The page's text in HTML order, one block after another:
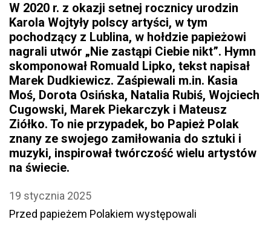
W 2020 r. z okazji setnej rocznicy urodzin
Karola Wojtyły polscy artyści, w tym
pochodzący z Lublina, w hołdzie papieżowi
nagrali utwór „Nie zastąpi Ciebie nikt”. Hymn
skomponował Romuald Lipko, tekst napisał
Marek Dudkiewicz. Zaśpiewali m.in. Kasia
Moś, Dorota Osińska, Natalia Rubiś, Wojciech
Cugowski, Marek Piekarczyk i Mateusz
Ziółko. To nie przypadek, bo Papież Polak
znany ze swojego zamiłowania do sztuki i
muzyki, inspirował twórczość wielu artystów
na świecie.
19 stycznia 2025
Przed papieżem Polakiem występowali